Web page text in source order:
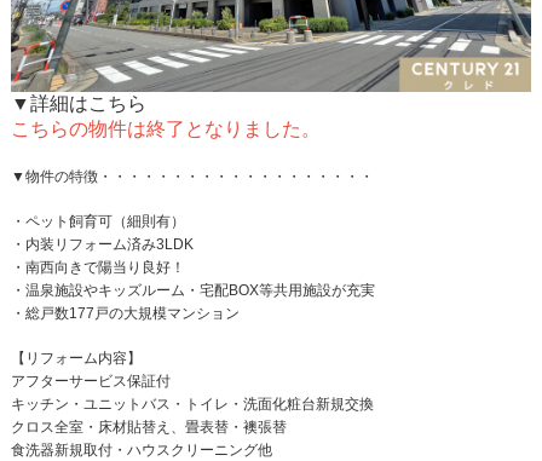
▼詳細はこちら
こちらの物件は終了となりました。
▼物件の特徴・・・・・・・・・・・・・・・・・・・
・ペット飼育可（細則有）
・内装リフォーム済み3LDK
・南西向きで陽当り良好！
・温泉施設やキッズルーム・宅配BOX等共用施設が充実
・総戸数177戸の大規模マンション
【リフォーム内容】
アフターサービス保証付
キッチン・ユニットバス・トイレ・洗面化粧台新規交換
クロス全室・床材貼替え、畳表替・襖張替
食洗器新規取付・ハウスクリーニング他